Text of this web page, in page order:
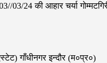
03/24 की आहार चर्या
गाँधीनगर इन्दौर (म०प्र०)